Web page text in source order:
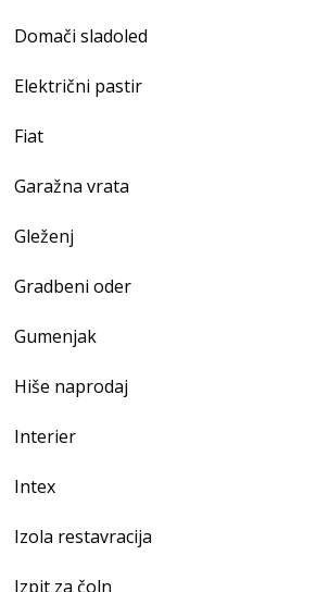
Domači sladoled
Električni pastir
Fiat
Garažna vrata
Gleženj
Gradbeni oder
Gumenjak
Hiše naprodaj
Interier
Intex
Izola restavracija
Izpit za čoln